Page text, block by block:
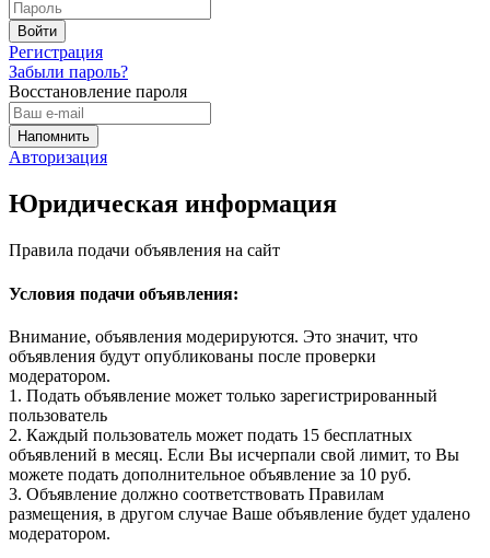
Регистрация
Забыли пароль?
Восстановление пароля
Авторизация
Юридическая информация
Правила подачи объявления на сайт
Условия подачи объявления:
Внимание, объявления модерируются. Это значит, что
объявления будут опубликованы после проверки
модератором.
1. Подать объявление может только зарегистрированный
пользователь
2. Каждый пользователь может подать 15 бесплатных
объявлений в месяц. Если Вы исчерпали свой лимит, то Вы
можете подать дополнительное объявление за 10 руб.
3. Объявление должно соответствовать Правилам
размещения, в другом случае Ваше объявление будет удалено
модератором.